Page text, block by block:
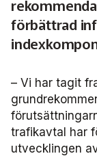
Chefer
Försäljning
Miljö­
FRIDA miljö-
Medlemszon
Nationellt
Samhällsnytta
Serviceresor
Upphandlingar
Yrke och skola
Attraktivare
Frågor vi driver
Remissvar
Aktiviteter
Organisation
Kontakta oss
Historik
Information
Kalender
förbättrad
– Vi har tagit
trafikavtal har
utvecklingen